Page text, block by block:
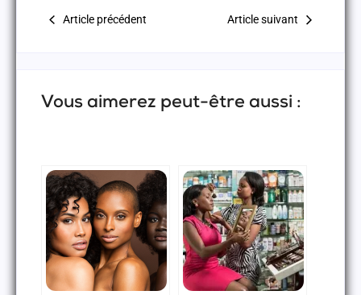
Article précédent Article suivant
Vous aimerez peut-être aussi :